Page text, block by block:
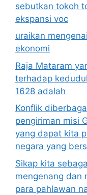
sebutkan tokoh
ekspansi voc
uraikan
ekonomi
Raja Mataram
terhadap
1628 adalah
Konflik
pengiriman misi
yang dapat kita
negara yang
Sikap kita
mengenang dan
para pahlawan